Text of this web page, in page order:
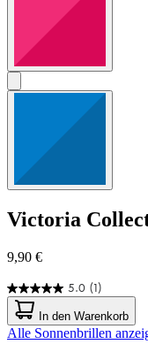
Victoria
9,90 €
5.0 (1)
5.0
von
5
Sternen.
In den Warenkorb
Alle Sonnenbrillen